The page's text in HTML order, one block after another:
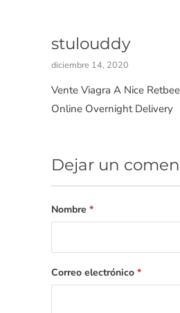
stulouddy
diciembre 14, 2020
Vente Viagra A Nice
Online Overnight Delivery
Dejar un
Nombre *
Correo electrónico *